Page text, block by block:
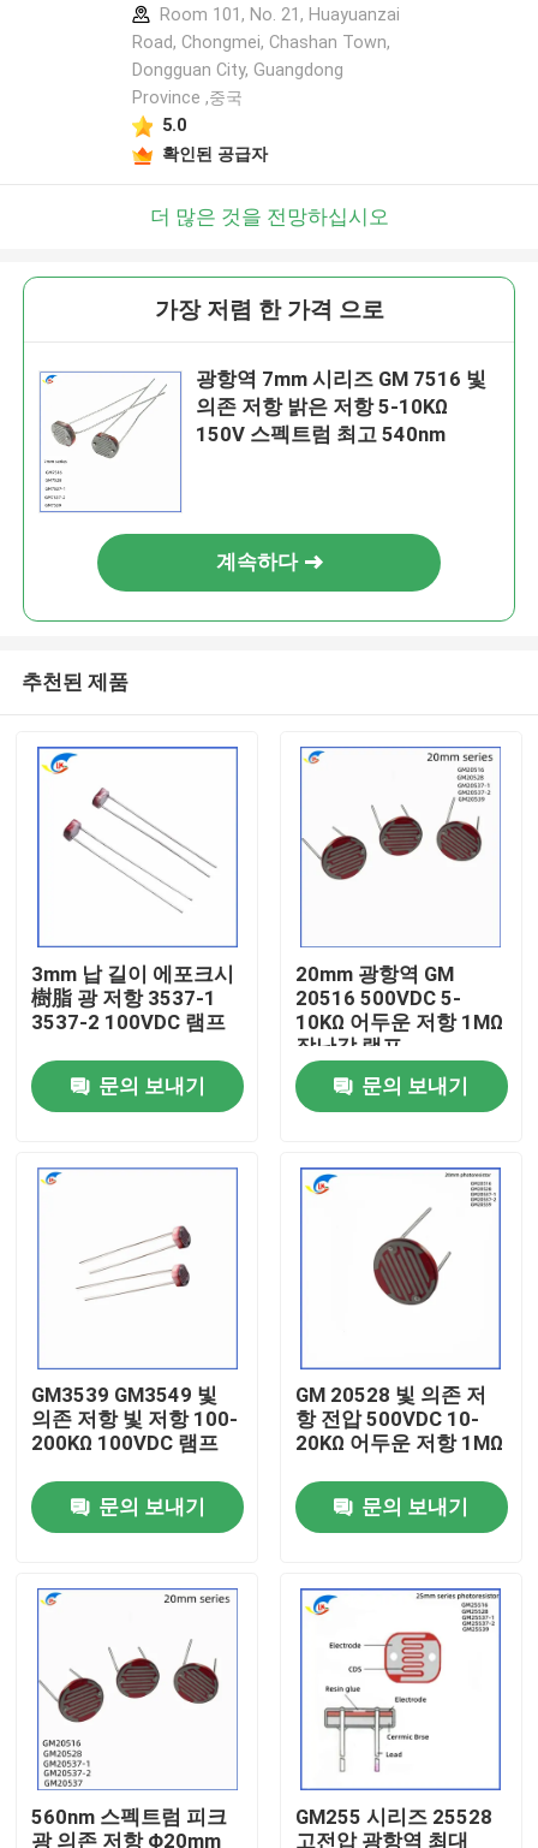
비디오
공장 투어
품질 관리
저희와 연락
뉴스
사건
PTC 서미스터
Room 101, No. 21, Huayuanzai
Road, Chongmei, Chashan Town,
Dongguan City, Guangdong
Province ,중국
5.0
확인된 공급자
더 많은 것을 전망하십시오
가장 저렴 한 가격 으로
광항역 7mm 시리즈 GM 7516 빛
의존 저항 밝은 저항 5-10KΩ
150V 스펙트럼 최고 540nm
계속하다
추천된 제품
3mm 납 길이 에포크시
樹脂 광 저항 3537-1
3537-2 100VDC 램프
문의 보내기
20mm 광항역 GM
20516 500VDC 5-
10KΩ 어두운 저항 1MΩ
장난감 램프
문의 보내기
GM3539 GM3549 빛
의존 저항 빛 저항 100-
200KΩ 100VDC 램프
문의 보내기
GM 20528 빛 의존 저
항 전압 500VDC 10-
20KΩ 어두운 저항 1MΩ
문의 보내기
560nm 스펙트럼 피크
광 의존 저항 Φ20mm
GM255 시리즈 25528
고전압 광항역 최대